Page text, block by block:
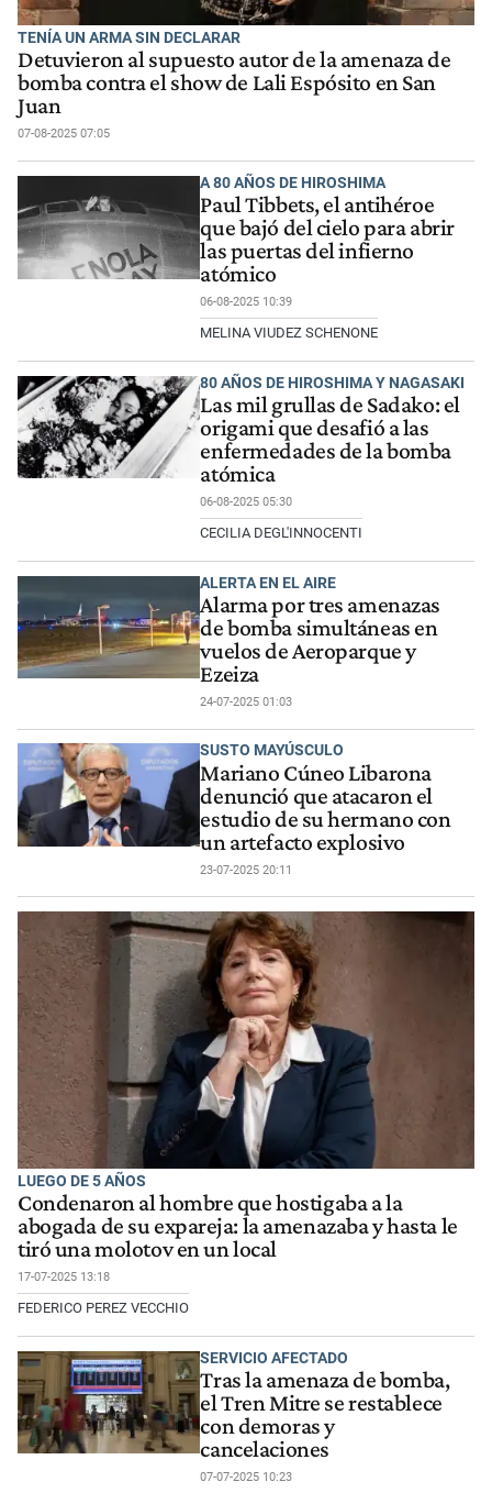
TENÍA UN ARMA SIN DECLARAR
Detuvieron al supuesto autor de la amenaza de
bomba contra el show de Lali Espósito en San
Juan
07-08-2025 07:05
A 80 AÑOS DE HIROSHIMA
Paul Tibbets, el antihéroe
que bajó del cielo para abrir
las puertas del infierno
atómico
06-08-2025 10:39
MELINA VIUDEZ SCHENONE
80 AÑOS DE HIROSHIMA Y NAGASAKI
Las mil grullas de Sadako: el
origami que desafió a las
enfermedades de la bomba
atómica
06-08-2025 05:30
CECILIA DEGL'INNOCENTI
ALERTA EN EL AIRE
Alarma por tres amenazas
de bomba simultáneas en
vuelos de Aeroparque y
Ezeiza
24-07-2025 01:03
SUSTO MAYÚSCULO
Mariano Cúneo Libarona
denunció que atacaron el
estudio de su hermano con
un artefacto explosivo
23-07-2025 20:11
LUEGO DE 5 AÑOS
Condenaron al hombre que hostigaba a la
abogada de su expareja: la amenazaba y hasta le
tiró una molotov en un local
17-07-2025 13:18
FEDERICO PEREZ VECCHIO
SERVICIO AFECTADO
Tras la amenaza de bomba,
el Tren Mitre se restablece
con demoras y
cancelaciones
07-07-2025 10:23